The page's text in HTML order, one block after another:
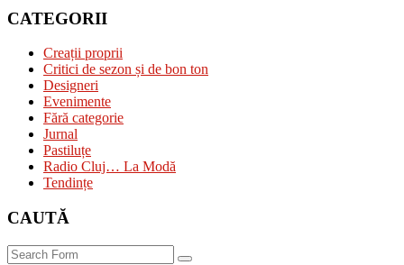
CATEGORII
Creații proprii
Critici de sezon și de bon ton
Designeri
Evenimente
Fără categorie
Jurnal
Pastiluțe
Radio Cluj… La Modă
Tendințe
CAUTĂ